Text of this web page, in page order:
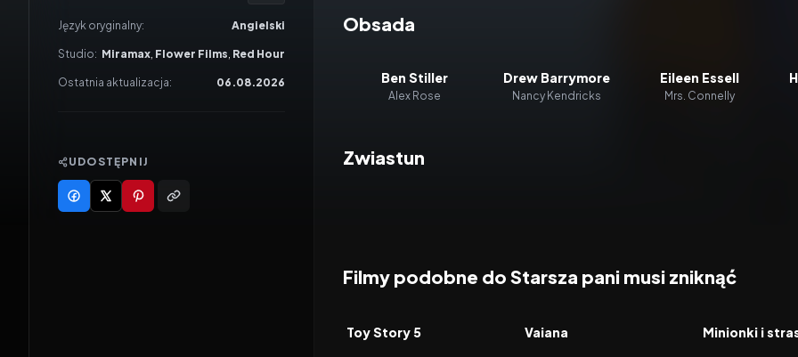
Język oryginalny: Angielski
Studio: Miramax, Flower Films, Red Hour
Ostatnia aktualizacja: 06.08.2026
UDOSTĘPNIJ
Obsada
Ben Stiller
Alex Rose
Drew Barrymore
Nancy Kendricks
Eileen Essell
Mrs. Connelly
Zwiastun
Filmy podobne do Starsza pani musi zniknąć
FILM
Toy Story 5 FILM
Vaiana FILM
Minionki i